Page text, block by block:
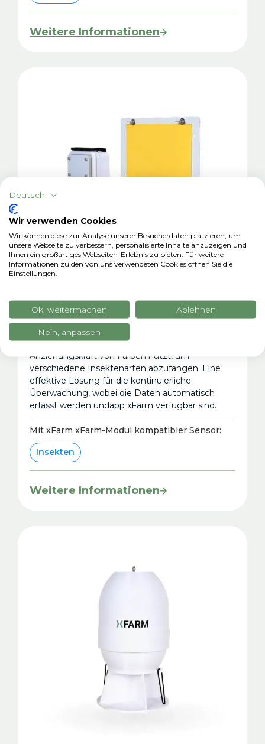
Weitere Informationen
xTrap Color
Automatische chromotropische
Insektenfalle
Chromotropische Falle, die die visuelle
Anziehungskraft von Farben nutzt, um
verschiedene Insektenarten abzufangen. Eine
effektive Lösung für die kontinuierliche
Überwachung, wobei die Daten automatisch
erfasst werden undapp xFarm verfügbar sind.
Mit xFarm xFarm-Modul kompatibler Sensor:
Insekten
Weitere Informationen
Deutsch
Wir verwenden Cookies
Wir können diese zur Analyse unserer Besucherdaten platzieren, um
unsere Webseite zu verbessern, personalisierte Inhalte anzuzeigen und
Ihnen ein großartiges Webseiten-Erlebnis zu bieten. Für weitere
Informationen zu den von uns verwendeten Cookies öffnen Sie die
Einstellungen.
Ok, weitermachen Ablehnen
Nein, anpassen